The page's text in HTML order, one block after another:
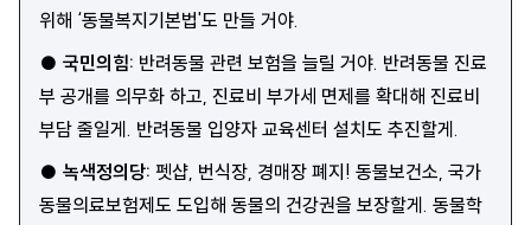
위해 ‘동물복지기본법'도 만들 거야.
● 국민의힘: 반려동물 관련 보험을 늘릴 거야. 반려동물 진료
부 공개를 의무화 하고, 진료비 부가세 면제를 확대해 진료비
부담 줄일게. 반려동물 입양자 교육센터 설치도 추진할게.
● 녹색정의당: 펫샵, 번식장, 경매장 폐지! 동물보건소, 국가
동물의료보험제도 도입해 동물의 건강권을 보장할게. 동물학